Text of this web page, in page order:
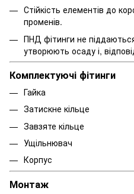
Стійкість елементів до
променів.
ПНД фітинги не
утворюють осаду і,
Комплектуючі фітинги
Гайка
Затискне кільце
Завзяте кільце
Ущільнювач
Корпус
Монтаж